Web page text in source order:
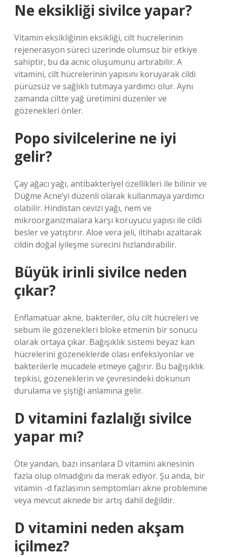
Ne eksikliği sivilce yapar?
Vitamin eksikliğinin eksikliği, cilt hücrelerinin
rejenerasyon süreci üzerinde olumsuz bir etkiye
sahiptir, bu da acnic oluşumunu artırabilir. A
vitamini, cilt hücrelerinin yapısını koruyarak cildi
pürüzsüz ve sağlıklı tutmaya yardımcı olur. Aynı
zamanda ciltte yağ üretimini düzenler ve
gözenekleri önler.
Popo sivilcelerine ne iyi
gelir?
Çay ağacı yağı, antibakteriyel özellikleri ile bilinir ve
Düğme Acne’yi düzenli olarak kullanmaya yardımcı
olabilir. Hindistan cevizi yağı, nem ve
mikroorganizmalara karşı koruyucu yapısı ile cildi
besler ve yatıştırır. Aloe vera jeli, iltihabı azaltarak
cildin doğal iyileşme sürecini hızlandırabilir.
Büyük irinli sivilce neden
çıkar?
Enflamatuar akne, bakteriler, ölü cilt hücreleri ve
sebum ile gözenekleri bloke etmenin bir sonucu
olarak ortaya çıkar. Bağışıklık sistemi beyaz kan
hücrelerini gözeneklerde olası enfeksiyonlar ve
bakterilerle mücadele etmeye çağırır. Bu bağışıklık
tepkisi, gözeneklerin ve çevresindeki dokunun
durulama ve şiştiği anlamına gelir.
D vitamini fazlalığı sivilce
yapar mı?
Öte yandan, bazı insanlara D vitamini aknesinin
fazla olup olmadığını da merak ediyor. Şu anda, bir
vitamin -d fazlasının semptomları akne problemine
veya mevcut aknede bir artış dahil değildir.
D vitamini neden akşam
içilmez?